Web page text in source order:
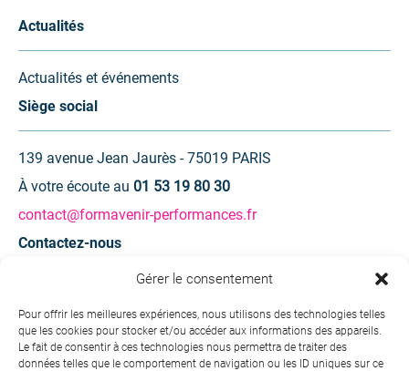
Gérer le consentement
Pour offrir les meilleures expériences, nous utilisons des technologies telles
que les cookies pour stocker et/ou accéder aux informations des appareils.
Le fait de consentir à ces technologies nous permettra de traiter des
données telles que le comportement de navigation ou les ID uniques sur ce
Actualités
Actualités et événements
Siège social
139 avenue Jean Jaurès - 75019 PARIS
À votre écoute au 01 53 19 80 30
contact@formavenir-performances.fr
Contactez-nous
Contactez-nous